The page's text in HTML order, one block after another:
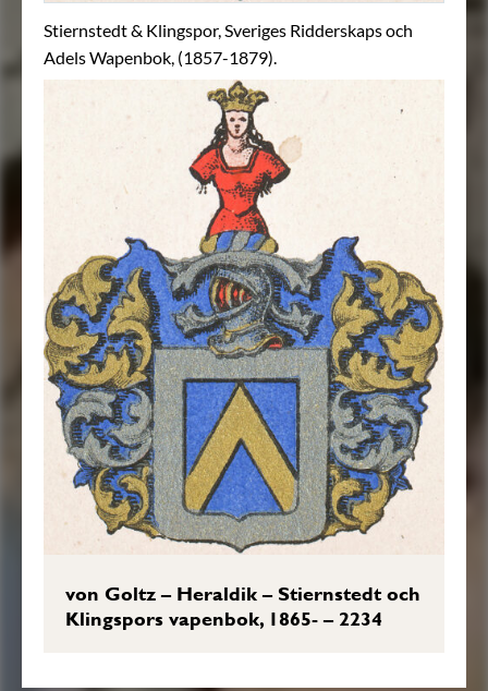
Stiernstedt & Klingspor, Sveriges Ridderskaps och
Adels Wapenbok, (1857-1879).
von Goltz – Heraldik – Stiernstedt och
Klingspors vapenbok, 1865- – 2234